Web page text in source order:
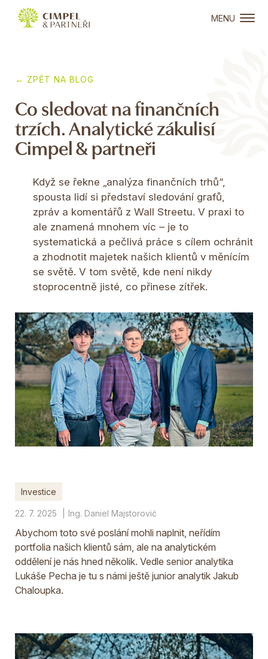
MENU
← ZPĚT NA BLOG
Co sledovat na finančních
trzích. Analytické zákulisí
Cimpel & partneři
Když se řekne „analýza finančních trhů“,
spousta lidí si představí sledování grafů,
zpráv a komentářů z Wall Streetu. V praxi to
ale znamená mnohem víc – je to
systematická a pečlivá práce s cílem ochránit
a zhodnotit majetek našich klientů v měnícím
se světě. V tom světě, kde není nikdy
stoprocentně jisté, co přinese zítřek.
Investice
22. 7. 2025 Ing. Daniel Majstorović
Abychom toto své poslání mohli naplnit, neřídím
portfolia našich klientů sám, ale na analytickém
oddělení je nás hned několik. Vedle senior analytika
Lukáše Pecha je tu s námi ještě junior analytik Jakub
Chaloupka.